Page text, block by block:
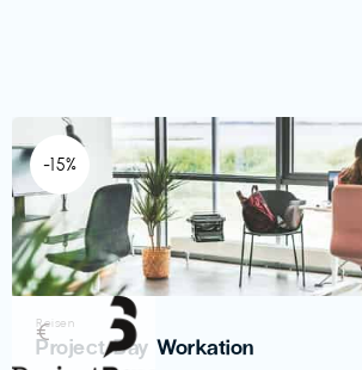
-15%
Reisen
Project Bay Workation
€‎